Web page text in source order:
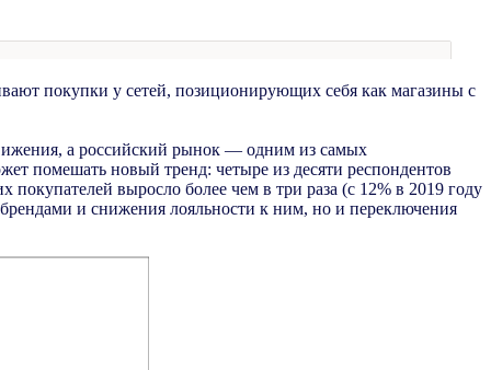
покупки у сетей, позиционирующих себя как магазины с
а российский рынок — одним из самых
помешать новый тренд: четыре из десяти респондентов
покупателей выросло более чем в три раза (с 12% в 2019 году
и снижения лояльности к ним, но и переключения